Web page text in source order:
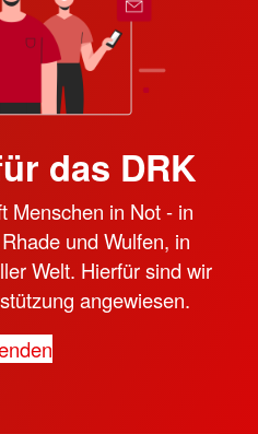
das DRK
Menschen in Not - in
und Wulfen, in
Welt. Hierfür sind wir
angewiesen.